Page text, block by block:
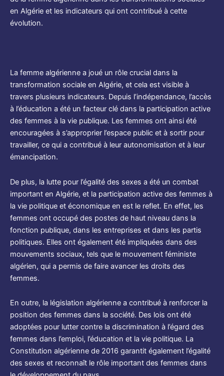
en Algérie et les indicateurs qui ont contribué à cette
évolution.
La femme algérienne a joué un rôle crucial dans la
transformation sociale en Algérie, et cela est visible à
travers plusieurs indicateurs. Depuis l’indépendance, l’accès
à l’éducation a été un facteur clé dans la participation active
des femmes à la vie publique. Les femmes ont ainsi été
encouragées à s’approprier l’espace public et à sortir pour
travailler, ce qui a contribué à leur autonomisation et à leur
émancipation.
De plus, la lutte pour l’égalité des sexes a été un combat
important en Algérie, et la participation active des femmes à
la vie politique et économique en est le reflet. En effet, les
femmes ont occupé des postes de haut niveau dans la
fonction publique, dans les entreprises et dans les partis
politiques. Elles ont également été impliquées dans des
mouvements sociaux, tels que le mouvement féministe
algérien, qui a permis de faire avancer les droits des
femmes.
En outre, la législation algérienne a contribué à renforcer la
position des femmes dans la société. Des lois ont été
adoptées pour lutter contre la discrimination à l’égard des
femmes dans l’emploi, l’éducation et la vie politique. La
Constitution algérienne de 2016 garantit également l’égalité
des sexes et reconnaît le rôle important des femmes dans